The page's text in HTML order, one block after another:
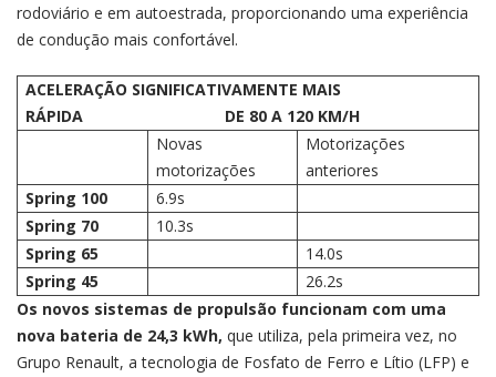
rodoviário e em autoestrada, proporcionando uma experiência
de condução mais confortável.
ACELERAÇÃO SIGNIFICATIVAMENTE MAIS
RÁPIDA DE 80 A 120 KM/H
Novas
motorizações
Motorizações
anteriores
Spring 100
6.9s
Spring 70
10.3s
Spring 65
14.0s
Spring 45
26.2s
Os novos sistemas de propulsão funcionam com uma
nova bateria de 24,3 kWh, que utiliza, pela primeira vez, no
Grupo Renault, a tecnologia de Fosfato de Ferro e Lítio (LFP) e